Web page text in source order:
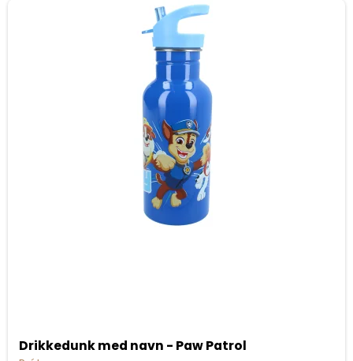
Drikkedunk med navn - Paw Patrol